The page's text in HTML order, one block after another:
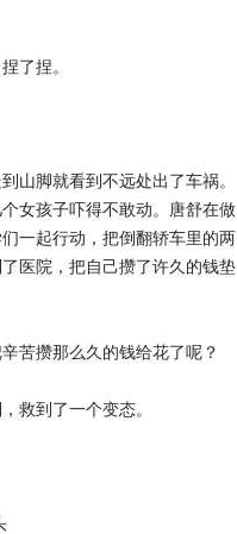
了捏。
脚就看到不远处出了车祸。
女孩子吓得不敢动。唐舒在做
一起行动，把倒翻轿车里的两
医院，把自己攒了许久的钱垫
苦攒那么久的钱给花了呢？
到了一个变态。